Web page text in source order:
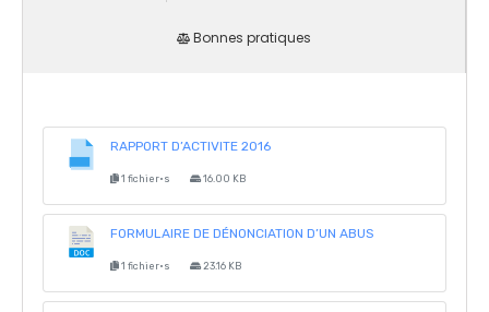
Bonnes pratiques
RAPPORT D’ACTIVITE 2016
1 fichier·s 16.00 KB
FORMULAIRE DE DÉNONCIATION D’UN ABUS
1 fichier·s 23.16 KB